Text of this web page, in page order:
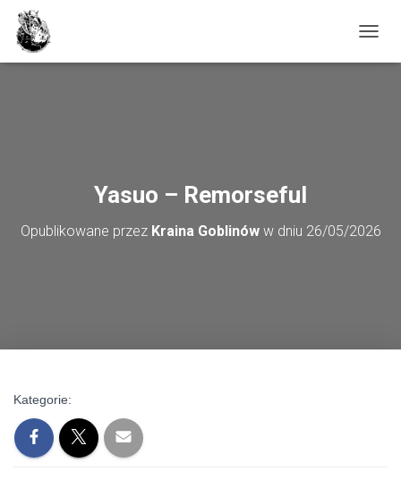
Yasuo – Remorseful
Opublikowane przez Kraina Goblinóww dniu 26/05/2026
Kategorie: